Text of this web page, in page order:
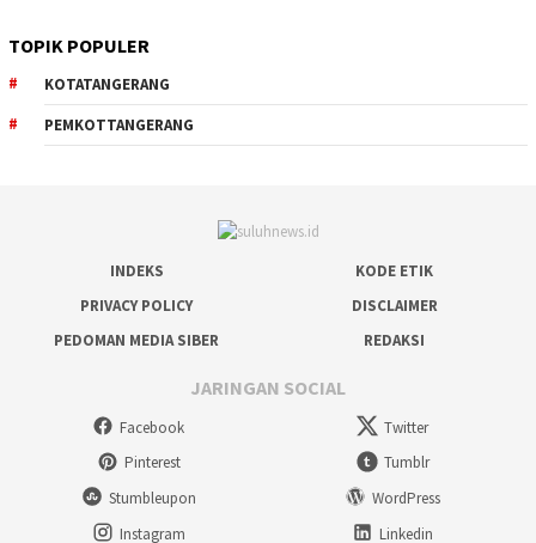
TOPIK POPULER
KOTATANGERANG
PEMKOTTANGERANG
INDEKS
KODE ETIK
PRIVACY POLICY
DISCLAIMER
PEDOMAN MEDIA SIBER
REDAKSI
JARINGAN SOCIAL
Facebook
Twitter
Pinterest
Tumblr
Stumbleupon
WordPress
Instagram
Linkedin